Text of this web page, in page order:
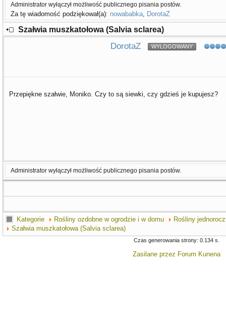
Administrator wyłączył możliwość publicznego pisania postów.
Za tę wiadomość podziękował(a): nowababka DorotaZ
Szałwia muszkatołowa (Salvia sclarea)
DorotaZ WYLOGOWANY
Przepiękne szałwie, Moniko. Czy to są siewki, czy gdzieś je kupujesz?
Administrator wyłączył możliwość publicznego pisania postów.
Kategorie Rośliny ozdobne w ogrodzie i w domu
Rośliny
Szałwia muszkatołowa (Salvia sclarea)
Czas generowania strony: 0.134 s.
Zasilane przez Forum Kunena